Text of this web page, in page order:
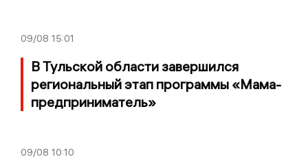
09/08 15:01
В Тульской области завершился
региональный этап программы «Мама-
предприниматель»
09/08 10:10